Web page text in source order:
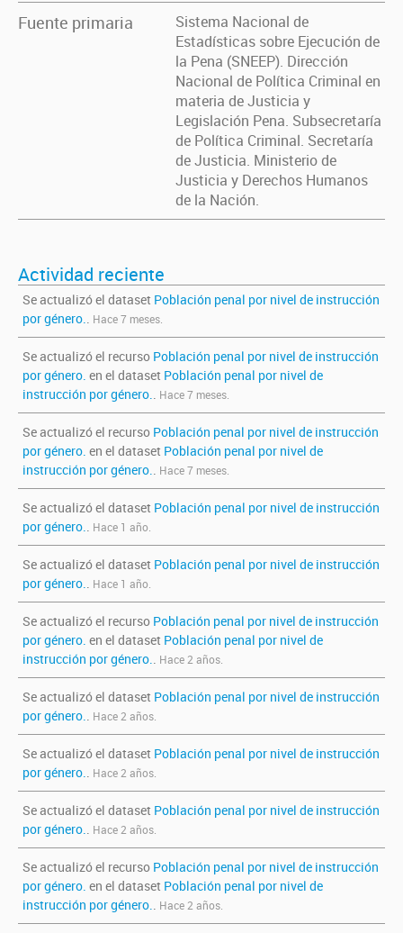
Fuente primaria
Sistema Nacional de
Estadísticas sobre Ejecución de
la Pena (SNEEP). Dirección
Nacional de Política Criminal en
materia de Justicia y
Legislación Pena. Subsecretaría
de Política Criminal. Secretaría
de Justicia. Ministerio de
Justicia y Derechos Humanos
de la Nación.
Actividad reciente
Se actualizó el dataset Población penal por nivel de instrucción
por género.. Hace 7 meses.
Se actualizó el recurso Población penal por nivel de instrucción
por género. en el dataset Población penal por nivel de
instrucción por género.. Hace 7 meses.
Se actualizó el recurso Población penal por nivel de instrucción
por género. en el dataset Población penal por nivel de
instrucción por género.. Hace 7 meses.
Se actualizó el dataset Población penal por nivel de instrucción
por género.. Hace 1 año.
Se actualizó el dataset Población penal por nivel de instrucción
por género.. Hace 1 año.
Se actualizó el recurso Población penal por nivel de instrucción
por género. en el dataset Población penal por nivel de
instrucción por género.. Hace 2 años.
Se actualizó el dataset Población penal por nivel de instrucción
por género.. Hace 2 años.
Se actualizó el dataset Población penal por nivel de instrucción
por género.. Hace 2 años.
Se actualizó el dataset Población penal por nivel de instrucción
por género.. Hace 2 años.
Se actualizó el recurso Población penal por nivel de instrucción
por género. en el dataset Población penal por nivel de
instrucción por género.. Hace 2 años.